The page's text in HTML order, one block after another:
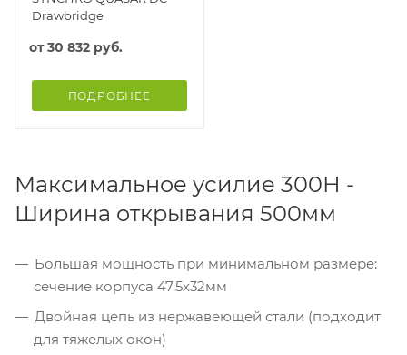
Drawbridge
от30 832 руб.
ПОДРОБНЕЕ
Максимальное усилие 300Н -
Ширина открывания 500мм
Большая мощность при минимальном размере:
сечение корпуса 47.5х32мм
Двойная цепь из нержавеющей стали (подходит
для тяжелых окон)